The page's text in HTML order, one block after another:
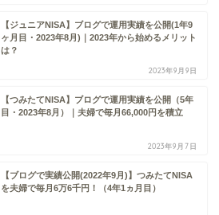
【ジュニアNISA】ブログで運用実績を公開(1年9
ヶ月目・2023年8月)｜2023年から始めるメリット
は？
2023年9月9日
【つみたてNISA】ブログで運用実績を公開（5年
目・2023年8月）｜夫婦で毎月66,000円を積立
2023年9月7日
【ブログで実績公開(2022年9月)】つみたてNISA
を夫婦で毎月6万6千円！（4年1ヵ月目）